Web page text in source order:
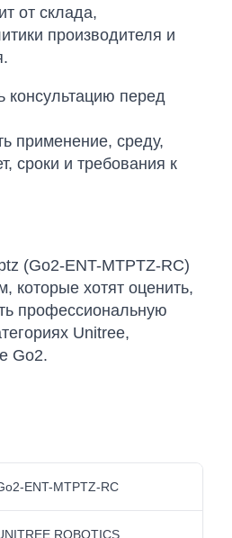
от склада,
производителя и
консультацию перед
применение, среду,
сроки и требования к
(Go2-ENT-MTPTZ-RC)
которые хотят оценить,
профессиональную
Unitree,
Go2.
ENT-MTPTZ-RC
ROBOTICS